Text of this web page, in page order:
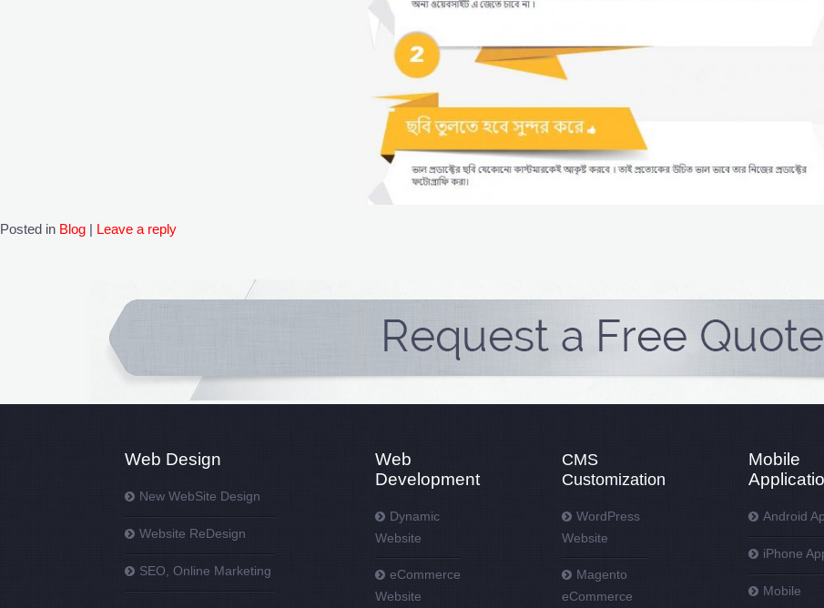
Posted in Blog | Leave a reply
Web Design
New WebSite Design
Website ReDesign
SEO, Online Marketing
Web
Development
Dynamic
Website
eCommerce
Website
CMS
Customization
WordPress
Website
Magento
eCommerce
Mobile
Android
iPhone
Mobile